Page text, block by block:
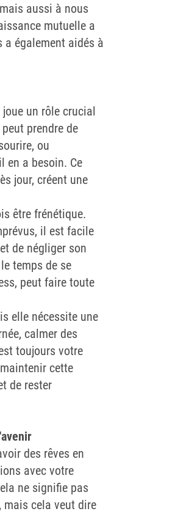
aussi à nous
mutuelle a
a également aidés à
joue un rôle crucial
prendre de
ou
en a besoin. Ce
jour, créent une
être frénétique.
il est facile
de négliger son
temps de se
peut faire toute
elle nécessite une
calmer des
toujours votre
cette
de rester
des rêves en
avec votre
ne signifie pas
cela veut dire